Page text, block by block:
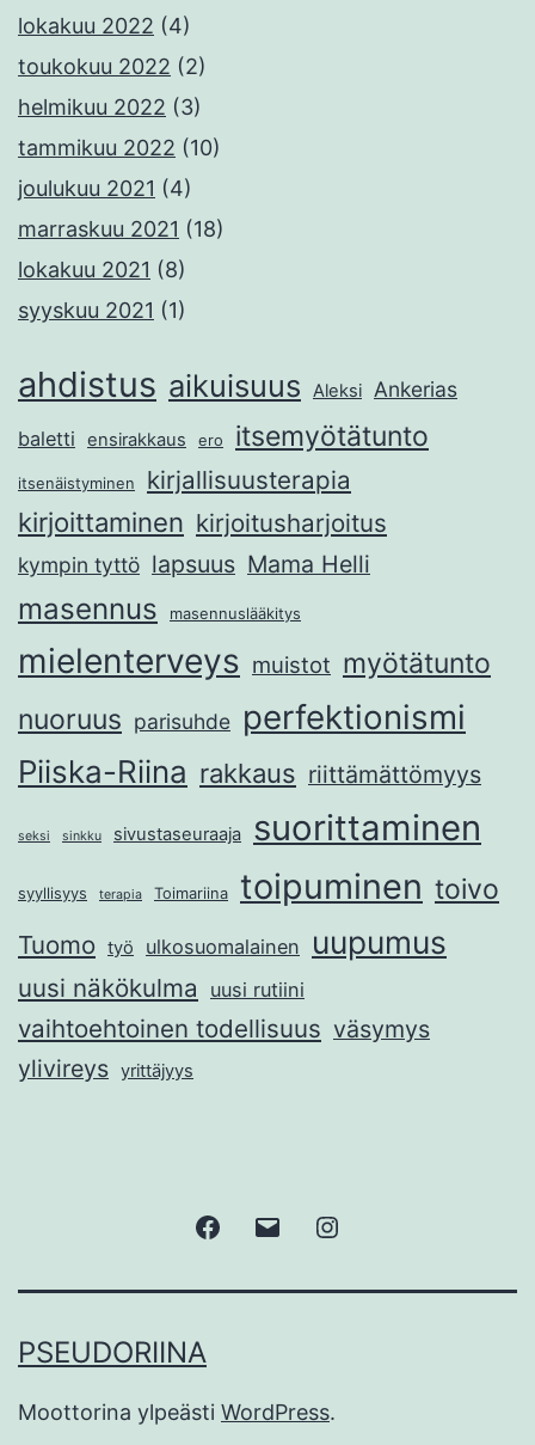
lokakuu 2022 (4)
toukokuu 2022 (2)
helmikuu 2022 (3)
tammikuu 2022 (10)
joulukuu 2021 (4)
marraskuu 2021 (18)
lokakuu 2021 (8)
syyskuu 2021 (1)
ahdistus aikuisuus Aleksi Ankerias
baletti ensirakkaus ero itsemyötätunto
itsenäistyminen kirjallisuusterapia
kirjoittaminen kirjoitusharjoitus
kympin tyttö lapsuus Mama Helli
masennus masennuslääkitys
mielenterveys muistot myötätunto
nuoruus parisuhde perfektionismi
Piiska-Riina rakkaus riittämättömyys
seksi sinkku sivustaseuraaja suorittaminen
syyllisyys terapia Toimariina toipuminen toivo
Tuomo työ ulkosuomalainen uupumus
uusi näkökulma uusi rutiini
vaihtoehtoinen todellisuus väsymys
ylivireys yrittäjyys
FacebookSähköposti
PSEUDORIINA
Moottorina ylpeästi WordPress.